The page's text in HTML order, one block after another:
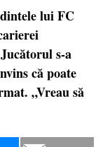
lui FC
s-a
că poate
„Vreau să